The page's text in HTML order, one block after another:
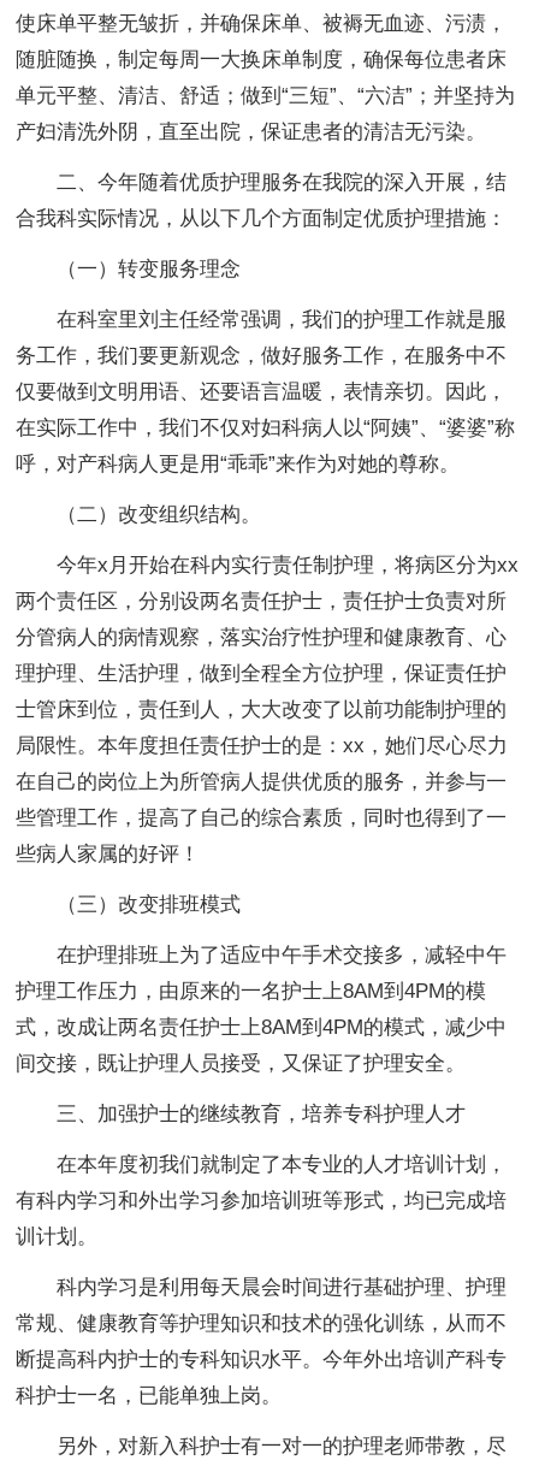
使床单平整无皱折，并确保床单、被褥无血迹、污渍，
随脏随换，制定每周一大换床单制度，确保每位患者床
单元平整、清洁、舒适；做到“三短”、“六洁”；并坚持为
产妇清洗外阴，直至出院，保证患者的清洁无污染。
二、今年随着优质护理服务在我院的深入开展，结
合我科实际情况，从以下几个方面制定优质护理措施：
（一）转变服务理念
在科室里刘主任经常强调，我们的护理工作就是服
务工作，我们要更新观念，做好服务工作，在服务中不
仅要做到文明用语、还要语言温暖，表情亲切。因此，
在实际工作中，我们不仅对妇科病人以“阿姨”、“婆婆”称
呼，对产科病人更是用“乖乖”来作为对她的尊称。
（二）改变组织结构。
今年x月开始在科内实行责任制护理，将病区分为xx
两个责任区，分别设两名责任护士，责任护士负责对所
分管病人的病情观察，落实治疗性护理和健康教育、心
理护理、生活护理，做到全程全方位护理，保证责任护
士管床到位，责任到人，大大改变了以前功能制护理的
局限性。本年度担任责任护士的是：xx，她们尽心尽力
在自己的岗位上为所管病人提供优质的服务，并参与一
些管理工作，提高了自己的综合素质，同时也得到了一
些病人家属的好评！
（三）改变排班模式
在护理排班上为了适应中午手术交接多，减轻中午
护理工作压力，由原来的一名护士上8AM到4PM的模
式，改成让两名责任护士上8AM到4PM的模式，减少中
间交接，既让护理人员接受，又保证了护理安全。
三、加强护士的继续教育，培养专科护理人才
在本年度初我们就制定了本专业的人才培训计划，
有科内学习和外出学习参加培训班等形式，均已完成培
训计划。
科内学习是利用每天晨会时间进行基础护理、护理
常规、健康教育等护理知识和技术的强化训练，从而不
断提高科内护士的专科知识水平。今年外出培训产科专
科护士一名，已能单独上岗。
另外，对新入科护士有一对一的护理老师带教，尽